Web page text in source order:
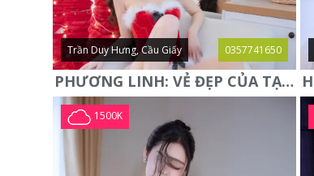
Trần Duy Hưng, Cầu Giấy 0357741650
PHƯƠNG LINH: VẺ ĐẸP CỦA TẠO HÓA, XINH ĐẸP, SEXY, QUYỄN RŨ
1500K